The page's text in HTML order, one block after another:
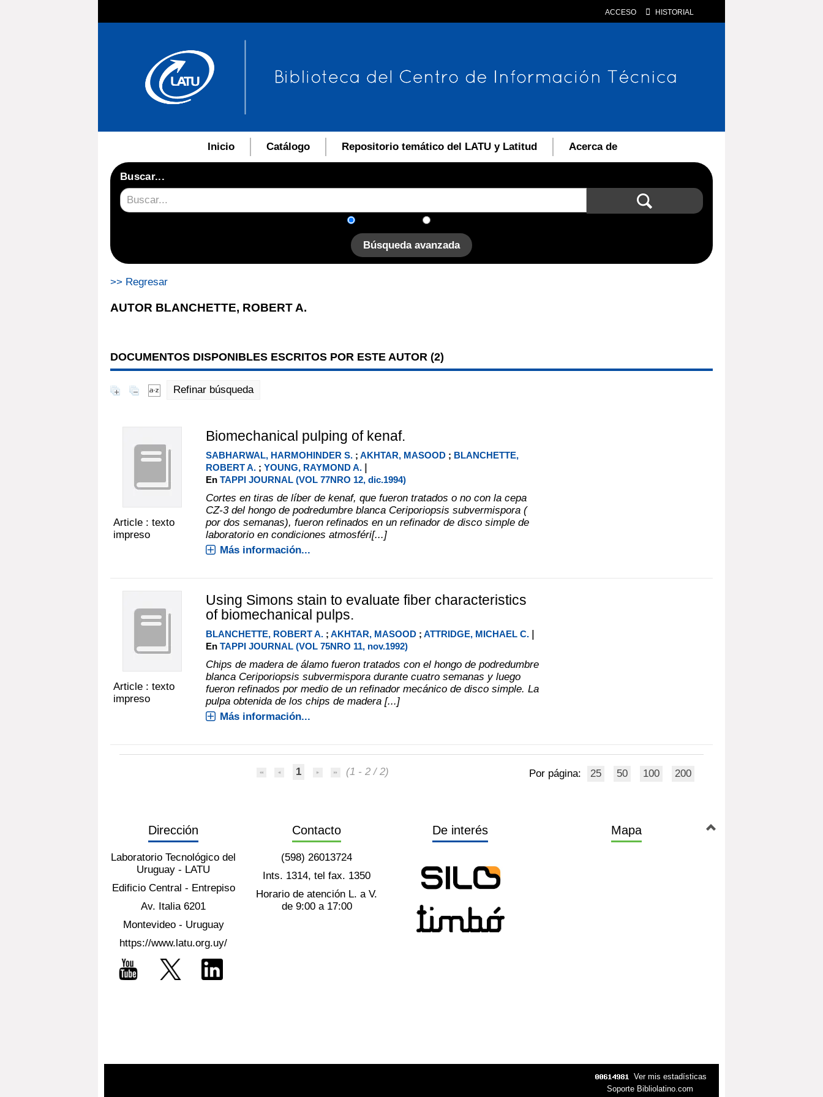
ACCESO HISTORIAL
Inicio Catálogo Repositorio temático del LATU y Latitud Acerca de
Buscar...
Búsqueda avanzada
>> Regresar
AUTOR BLANCHETTE, ROBERT A.
DOCUMENTOS DISPONIBLES ESCRITOS POR ESTE AUTOR (2)
Refinar búsqueda
Article : texto
impreso
Biomechanical pulping of kenaf.
SABHARWAL, HARMOHINDER S.; AKHTAR, MASOOD; BLANCHETTE,
ROBERT A.; YOUNG, RAYMOND A. |
En TAPPI JOURNAL (VOL 77NRO 12, dic.1994)
Cortes en tiras de líber de kenaf, que fueron tratados o no con la cepa
CZ-3 del hongo de podredumbre blanca Ceriporiopsis subvermispora (
por dos semanas), fueron refinados en un refinador de disco simple de
laboratorio en condiciones atmosféri[...]
Más información...
Article : texto
impreso
Using Simons stain to evaluate fiber characteristics
of biomechanical pulps.
BLANCHETTE, ROBERT A.; AKHTAR, MASOOD; ATTRIDGE, MICHAEL C. |
En TAPPI JOURNAL (VOL 75NRO 11, nov.1992)
Chips de madera de álamo fueron tratados con el hongo de podredumbre
blanca Ceriporiopsis subvermispora durante cuatro semanas y luego
fueron refinados por medio de un refinador mecánico de disco simple. La
pulpa obtenida de los chips de madera [...]
Más información...
1 (1 - 2 / 2) Por página: 25 50 100 200
Dirección
Laboratorio Tecnológico del
Uruguay - LATU
Edificio Central - Entrepiso
Av. Italia 6201
Montevideo - Uruguay
https://www.latu.org.uy/
Contacto
(598) 26013724
Ints. 1314, tel fax. 1350
Horario de atención L. a V.
de 9:00 a 17:00
De interés Mapa
Ver mis estadísticas
Soporte Bibliolatino.com